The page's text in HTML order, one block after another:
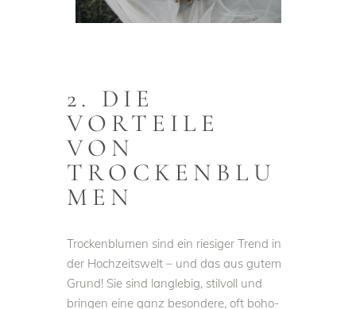
2. DIE
VORTEILE
VON
TROCKENBLU
MEN
Trockenblumen sind ein riesiger Trend in
der Hochzeitswelt – und das aus gutem
Grund! Sie sind langlebig, stilvoll und
bringen eine ganz besondere, oft boho-